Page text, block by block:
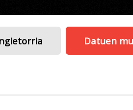
Datuen